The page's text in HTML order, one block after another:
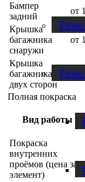
Бампер
задний
от
Крышка
багажника
снаружи
от
Крышка
багажника с
двух сторон
от
Полная покраска
Вид работы
Покраска
внутренних
проёмов (цена за
элемент)